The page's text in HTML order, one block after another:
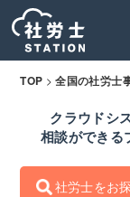
TOP >全国の社労士
クラウドシ
相談ができる
社労士をお